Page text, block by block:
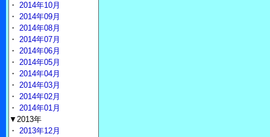
・ 2014年10月
・ 2014年09月
・ 2014年08月
・ 2014年07月
・ 2014年06月
・ 2014年05月
・ 2014年04月
・ 2014年03月
・ 2014年02月
・ 2014年01月
▼2013年
・ 2013年12月